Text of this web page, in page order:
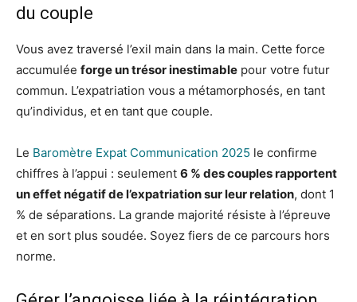
du couple
Vous avez traversé l’exil main dans la main. Cette force
accumulée forge un trésor inestimable pour votre futur
commun. L’expatriation vous a métamorphosés, en tant
qu’individus, et en tant que couple.
Le Baromètre Expat Communication 2025 le confirme
chiffres à l’appui : seulement 6 % des couples rapportent
un effet négatif de l’expatriation sur leur relation, dont 1
% de séparations. La grande majorité résiste à l’épreuve
et en sort plus soudée. Soyez fiers de ce parcours hors
norme.